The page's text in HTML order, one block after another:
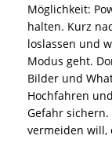
Möglichkeit:
halten. Kurz
loslassen und
Modus geht.
Bilder und
Hochfahren
Gefahr sichern.
vermeiden will,